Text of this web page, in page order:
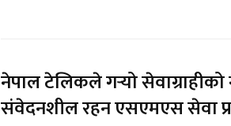
नेपाल टेलिकले गर्‍यो सेवाग्राहीको
संवेदनशील रहन एसएमएस सेवा